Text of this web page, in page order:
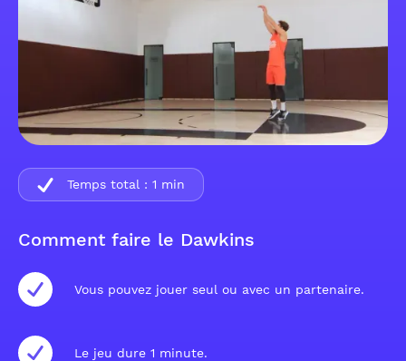
Comment faire le Dawkins
Vous pouvez jouer seul ou avec un partenaire.
Le jeu dure 1 minute.
Temps total : 1 min